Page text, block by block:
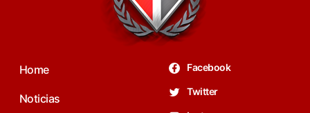
Home
Noticias
Facebook
Twitter